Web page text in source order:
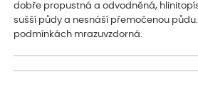
dobře propustná a odvodněná,
sušší půdy a nesnáší přemočenou
podmínkách mrazuvzdorná.